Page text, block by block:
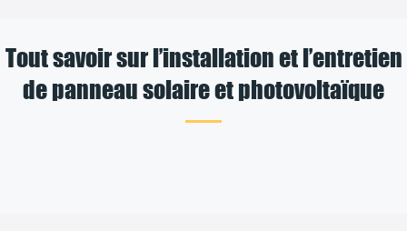
Tout savoir sur l’installation et l’entretien
de panneau solaire et photovoltaïque